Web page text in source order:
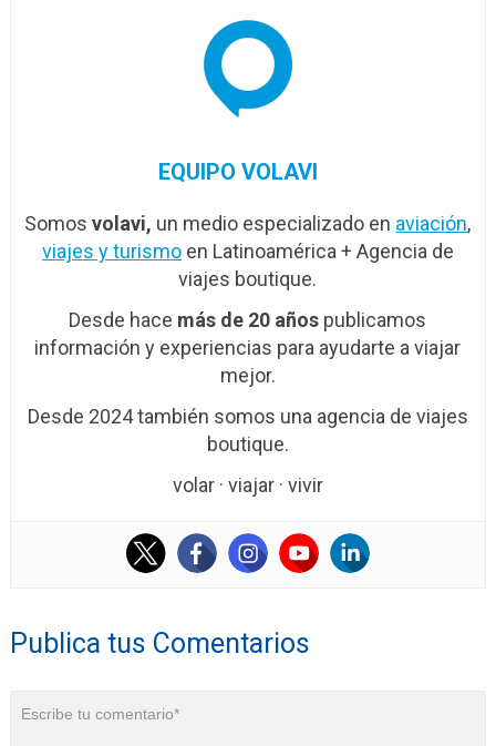
EQUIPO VOLAVI
Somosvolavi, un medio especializado en aviación,
viajes y turismoen Latinoamérica + Agencia de
viajes boutique.
Desde hace más de 20 años publicamos
información y experiencias para ayudarte a viajar
mejor.
Desde 2024 también somos una agencia de viajes
boutique.
volar · viajar · vivir
Publica tus Comentarios